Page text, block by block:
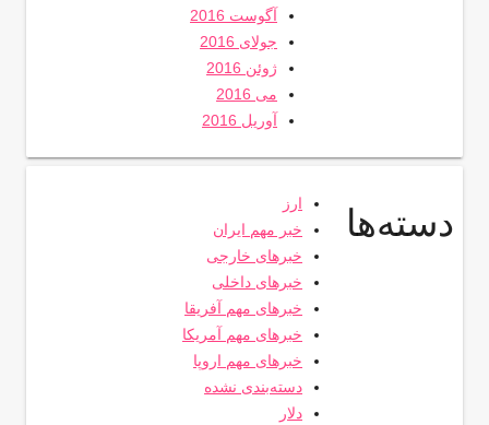
آگوست 2016
جولای 2016
ژوئن 2016
می 2016
آوریل 2016
دسته‌ها
ارز
خبر مهم ایران
خبرهای خارجی
خبرهای داخلی
خبرهای مهم آفریقا
خبرهای مهم آمریکا
خبرهای مهم اروپا
دسته‌بندی نشده
دلار